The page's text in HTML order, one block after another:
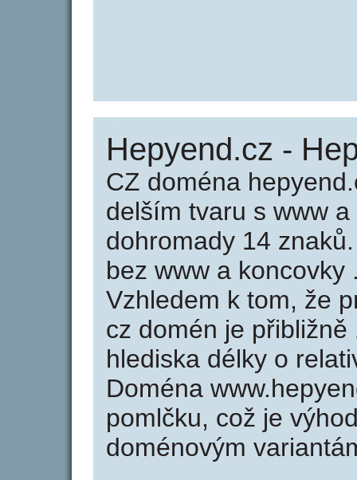
Hepyend.cz -
CZ doména
delším tvaru s www
dohromady 14
bez www a
Vzhledem k tom, že
cz domén je
hlediska délky o
Doména
pomlčku, což je
doménovým